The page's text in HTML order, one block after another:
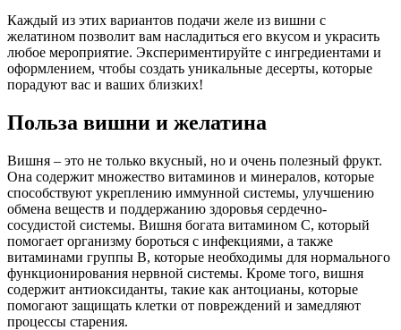
Каждый из этих вариантов подачи желе из вишни с
желатином позволит вам насладиться его вкусом и украсить
любое мероприятие. Экспериментируйте с ингредиентами и
оформлением, чтобы создать уникальные десерты, которые
порадуют вас и ваших близких!
Польза вишни и желатина
Вишня – это не только вкусный, но и очень полезный фрукт.
Она содержит множество витаминов и минералов, которые
способствуют укреплению иммунной системы, улучшению
обмена веществ и поддержанию здоровья сердечно-
сосудистой системы. Вишня богата витамином C, который
помогает организму бороться с инфекциями, а также
витаминами группы B, которые необходимы для нормального
функционирования нервной системы. Кроме того, вишня
содержит антиоксиданты, такие как антоцианы, которые
помогают защищать клетки от повреждений и замедляют
процессы старения.